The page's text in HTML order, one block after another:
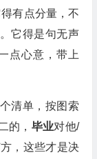
有点分量，不
它得是句无声
点心意，带上
清单，按图索
的， 毕业对他/
，这些才是决